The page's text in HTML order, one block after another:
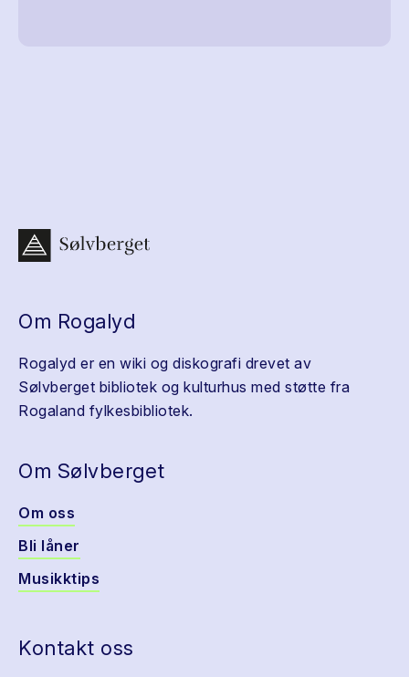
Om Rogalyd
Rogalyd er en wiki og diskografi drevet av
Sølvberget bibliotek og kulturhus med støtte fra
Rogaland fylkesbibliotek.
Om Sølvberget
Om oss
Bli låner
Musikktips
Kontakt oss